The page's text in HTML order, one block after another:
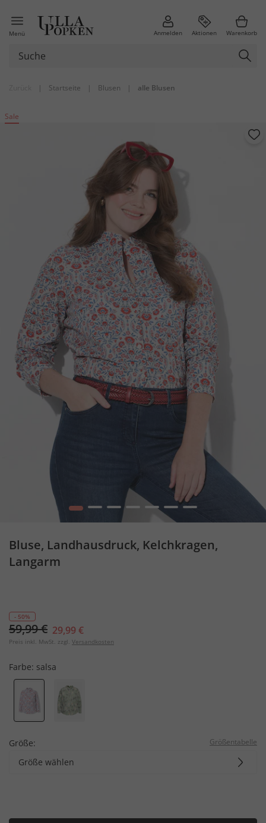
Menü Anmelden Aktionen Warenkorb
| Startseite | Blusen | alle Blusen
Sale
1 2 3 4 5 6 7
Bluse, Landhausdruck, Kelchkragen,
Langarm
- 50%
59,99 € 29,99 €
Preis inkl. MwSt. zzgl. Versandkosten
Farbe: salsa
Größe: Größentabelle
Größe wählen